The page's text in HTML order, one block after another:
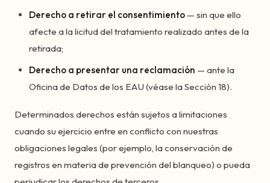
Derecho a retirar el consentimiento — sin que ello
afecte a la licitud del tratamiento realizado antes de la
retirada;
Derecho a presentar una reclamación — ante la
Oficina de Datos de los EAU (véase la Sección 18).
Determinados derechos están sujetos a limitaciones
cuando su ejercicio entre en conflicto con nuestras
obligaciones legales (por ejemplo, la conservación de
registros en materia de prevención del blanqueo) o pueda